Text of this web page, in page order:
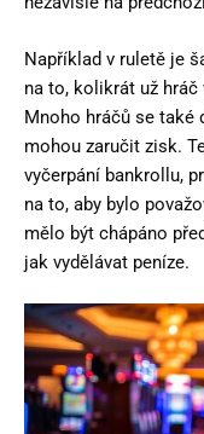
Například v ruletě je
na to, kolikrát už hráč
Mnoho hráčů se také
mohou zaručit zisk.
vyčerpání bankrollu,
na to, aby bylo
mělo být chápáno
jak vydělávat peníze.